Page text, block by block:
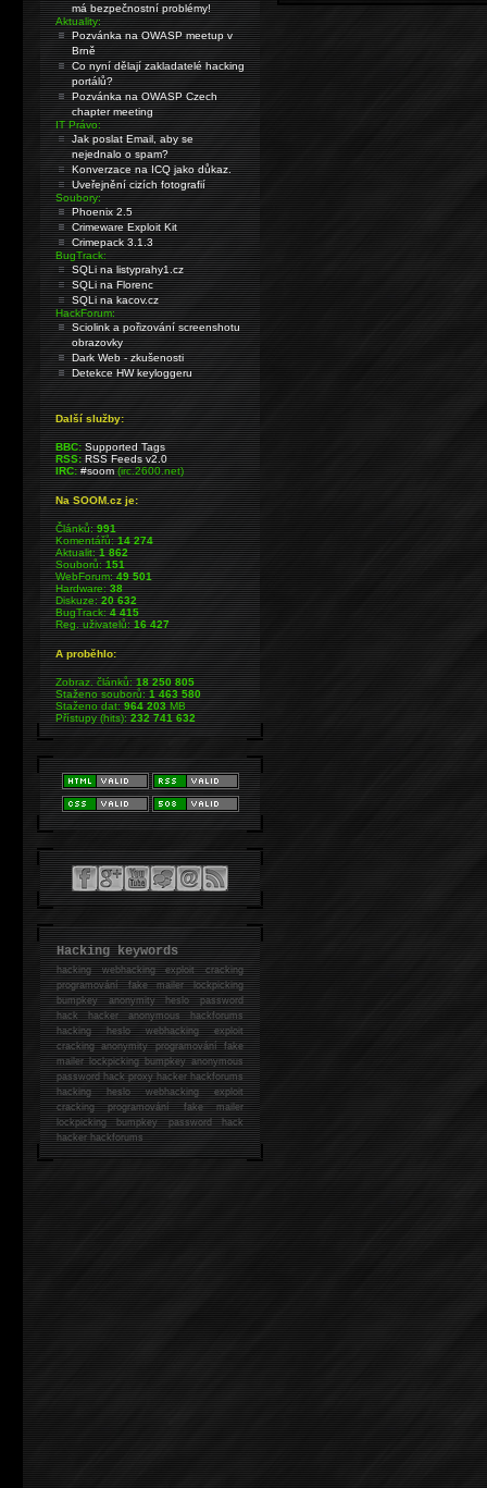
má bezpečnostní problémy!
Aktuality:
Pozvánka na OWASP meetup v
Brně
Co nyní dělají zakladatelé hacking
portálů?
Pozvánka na OWASP Czech
chapter meeting
IT Právo:
Jak poslat Email, aby se
nejednalo o spam?
Konverzace na ICQ jako důkaz.
Uveřejnění cizích fotografií
Soubory:
Phoenix 2.5
Crimeware Exploit Kit
Crimepack 3.1.3
BugTrack:
SQLi na listyprahy1.cz
SQLi na Florenc
SQLi na kacov.cz
HackForum:
Sciolink a pořizování screenshotu
obrazovky
Dark Web - zkušenosti
Detekce HW keyloggeru
Další služby:
BBC: Supported Tags
RSS: RSS Feeds v2.0
IRC: #soom(irc.2600.net)
Na SOOM.cz je:
Článků:991
Komentářů:14 274
Aktualit:1 862
Souborů:151
WebForum:49 501
Hardware:38
Diskuze:20 632
BugTrack:4 415
Reg. uživatelů:16 427
A proběhlo:
Zobraz. článků:18 250 805
Staženo souborů:1 463 580
Staženo dat:964 203MB
Přístupy (hits):232 741 632
Hacking keywords
hackingwebhacking exploit cracking
programování fake mailer lockpicking
bumpkey anonymity heslo password
hackhacker anonymous hackforums
hackingheslo webhacking exploit
cracking anonymity programování fake
mailer lockpicking bumpkey anonymous
password hack proxy hacker hackforums
hacking heslo webhacking exploit
cracking programování fake mailer
lockpicking bumpkey password hack
hackerhackforums